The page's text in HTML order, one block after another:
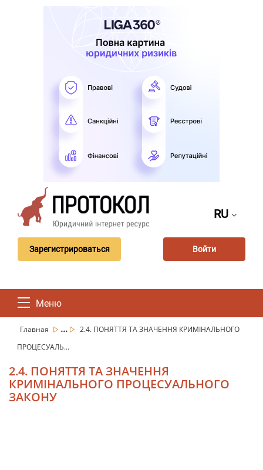
RU
Зарегистрироваться Войти
Меню
Главная ...
2.4. ПОНЯТТЯ ТА ЗНАЧЕННЯ КРИМІНАЛЬНОГО
ПРОЦЕСУАЛЬ...
2.4. ПОНЯТТЯ ТА ЗНАЧЕННЯ
КРИМІНАЛЬНОГО ПРОЦЕСУАЛЬНОГО
ЗАКОНУ